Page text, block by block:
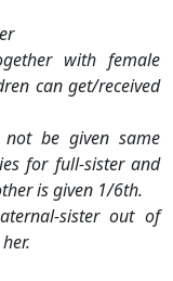
with female
can get/received
be given same
for full-sister and
is given 1/6th.
sister out of